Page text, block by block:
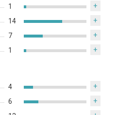
1 +
14 +
7 +
1 +
4 +
6 +